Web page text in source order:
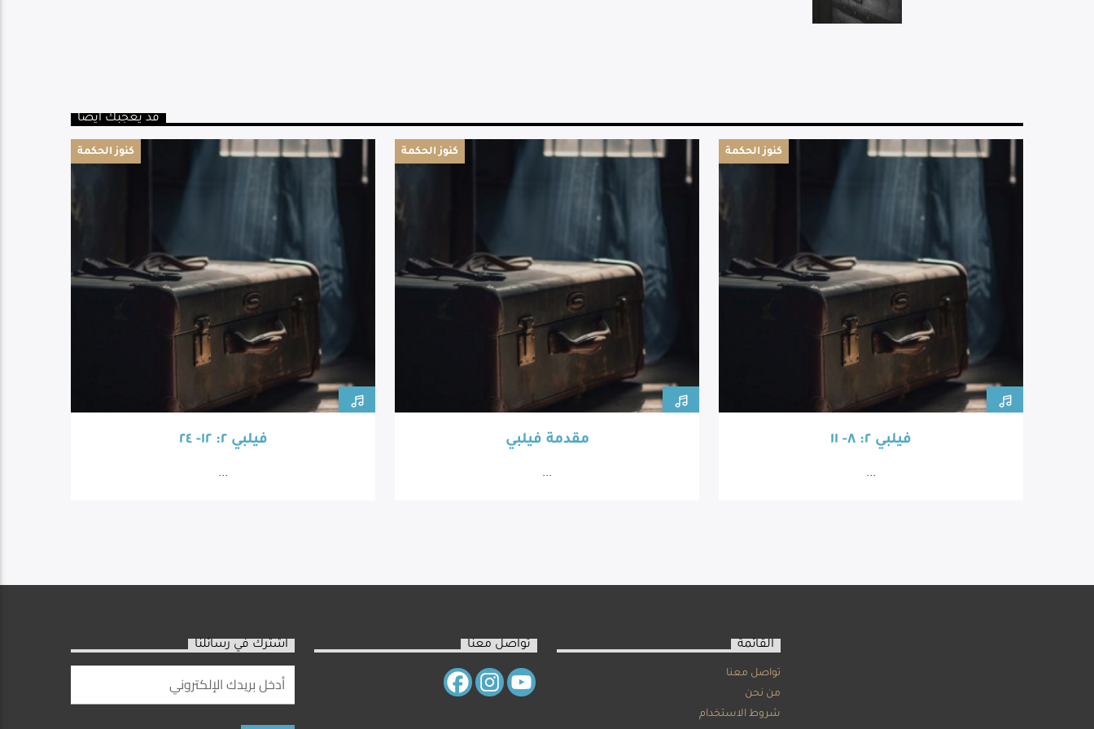
قد يعجبك أيضا
كنوز الحكمة
فيلبي ٢: ١٢- ٢٤
...
كنوز الحكمة
مقدمة فيلبي
...
كنوز الحكمة
فيلبي ٢: ٨- ١١
...
اشترك في رسائلنا تواصل معنا القائمة
تواصل معنا
من نحن
شروط الاستخدام